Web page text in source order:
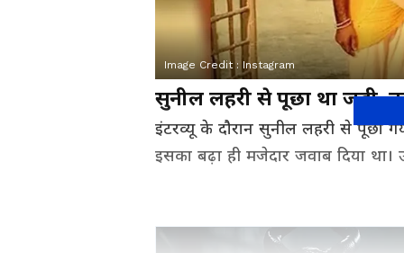
Image Credit : Instagram
सुनील लहरी से पूछा था जड़ी-
इंटरव्यू के दौरान सुनील लहरी से पूछा
इसका बढ़ा ही मजेदार जवाब दिया